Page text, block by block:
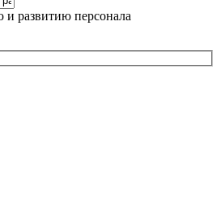
и развитию персонала